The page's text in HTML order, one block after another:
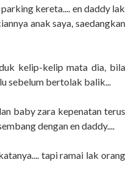
kereta.... en daddy lak
anak saya, saedangkan
kelip-kelip mata dia, bila
sebelum bertolak balik...
baby zara kepenatan terus
dengan en daddy....
tapi ramai lak orang